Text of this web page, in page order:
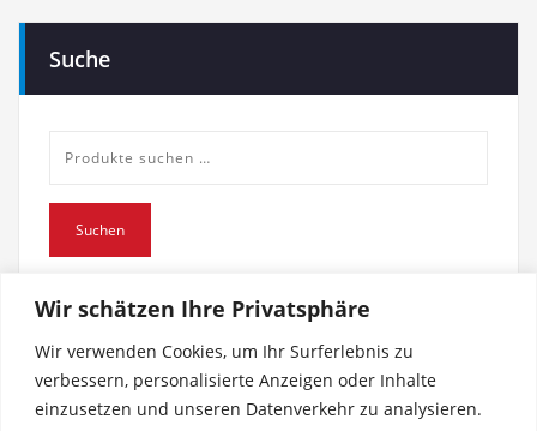
Wir schätzen Ihre Privatsphäre
Wir verwenden Cookies, um Ihr Surferlebnis zu
verbessern, personalisierte Anzeigen oder Inhalte
einzusetzen und unseren Datenverkehr zu analysieren.
Suche
nach:
Suchen